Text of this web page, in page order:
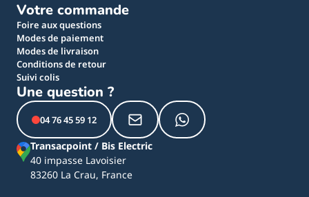
Votre commande
Foire aux questions
Modes de paiement
Modes de livraison
Conditions de retour
Suivi colis
Une question ?
04 76 45 59 12
Transacpoint / Bis Electric
40 impasse Lavoisier
83260 La Crau, France